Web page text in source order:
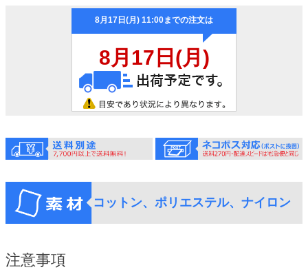
コットン、ポリエステル、ナイロン
注意事項